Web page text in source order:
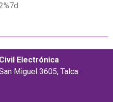
Electrónica
Miguel 3605, Talca.